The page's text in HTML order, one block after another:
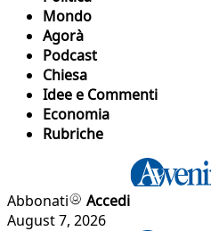
Mondo
Agorà
Podcast
Chiesa
Idee e Commenti
Economia
Rubriche
Abbonati
Accedi
August 7, 2026